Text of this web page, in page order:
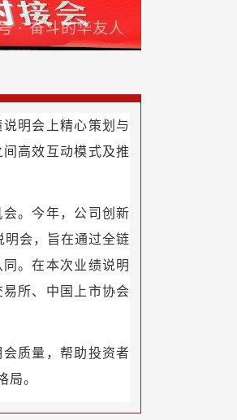
明会上精心策划与
高效互动模式及推
。今年，公司创新
明会，旨在通过全链
。在本次业绩说明
所、中国上市协会
质量，帮助投资者
局。